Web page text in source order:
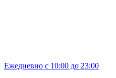
Ежедневно с 10:00 до 23:00